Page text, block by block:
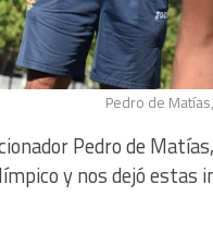
Pedro de
Pedro de
y nos dejó estas